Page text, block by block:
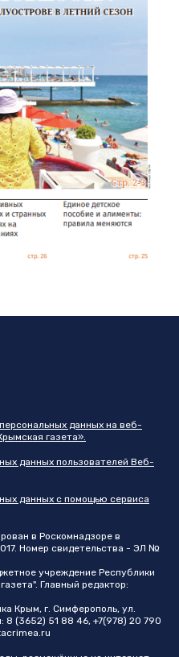
данных на веб-
газета».
данных пользователей Веб-
данных с помощью сервиса
в Роскомнадзоре в
Номер свидетельства - ЭЛ №
учреждение Республики
Главный редактор:
Крым, г. Симферополь, ул.
8 (3652) 51 88 46, +7(978) 20 790